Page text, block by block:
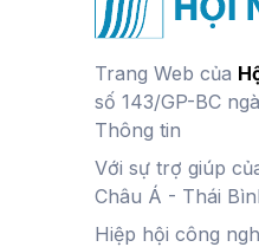
Trang Web của
số 143/GP-BC
Thông tin
Với sự trợ giúp
Châu Á - Thái
Hiệp hội công